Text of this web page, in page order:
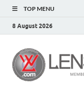
TOP MENU
8 August 2026